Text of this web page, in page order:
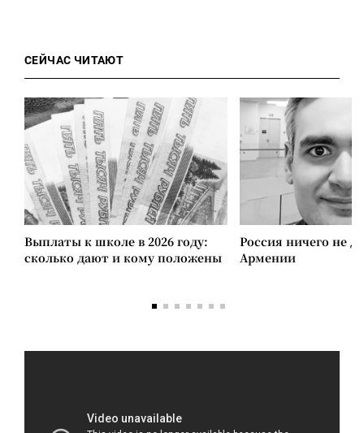
СЕЙЧАС ЧИТАЮТ
Выплаты к школе в 2026 году:
сколько дают и кому положены
Россия ничего не
Армении